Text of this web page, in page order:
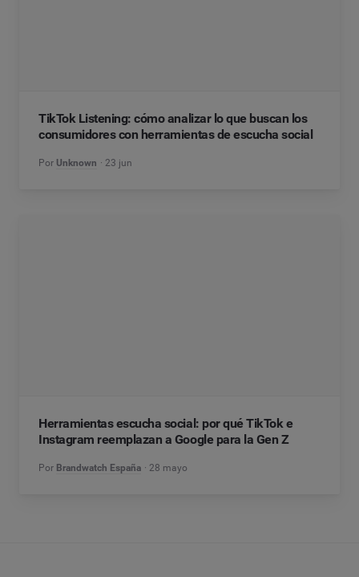
TikTok Listening: cómo analizar lo que buscan los
consumidores con herramientas de escucha social
Por Unknown 23 jun
Herramientas escucha social: por qué TikTok e
Instagram reemplazan a Google para la Gen Z
Por Brandwatch España 28 mayo